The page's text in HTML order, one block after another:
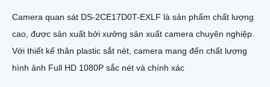
Camera quan sát DS-2CE17D0T-EXLF là sản phẩm chất lượng
cao, được sản xuất bởi xưởng sản xuất camera chuyên nghiệp.
Với thiết kế thân plastic sắt nét, camera mang đến chất lượng
hình ảnh Full HD 1080P sắc nét và chính xác